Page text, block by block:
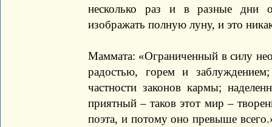
несколько раз и в разные дни
изображать полную луну, и это
Маммата: «Ограниченный в силу
радостью, горем и
частности законов кармы;
приятный – таков этот мир –
поэта, и потому оно превыше